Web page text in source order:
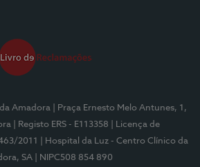
Amadora
| Praça Ernesto Melo Antunes, 1,
| Registo ERS - E113358
| Licença de
2011
| Hospital da Luz - Centro Clínico da
SA
| NIPC508 854 890